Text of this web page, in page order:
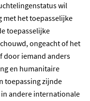
wil
met het toepasselijke
toepasselijke
ongeacht of het
door iemand anders
en humanitaire
toepassing zijnde
andere internationale